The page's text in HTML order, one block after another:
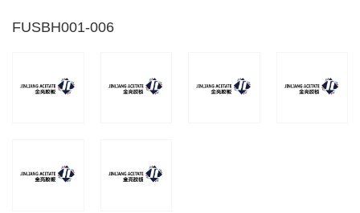
FUSBH001-006